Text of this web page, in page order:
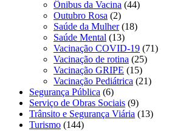
Ônibus da Vacina (44)
Outubro Rosa (2)
Saúde da Mulher(18)
Saúde Mental (13)
Vacinação COVID-19 (71)
Vacinação de rotina (25)
Vacinação GRIPE (15)
Vacinação Pediátrica (21)
Segurança Pública (6)
Serviço de Obras Sociais (9)
Trânsito e Segurança Viária (13)
Turismo (144)